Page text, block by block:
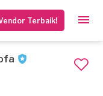
Terbaik!